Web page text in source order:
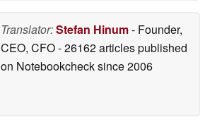
Translator:Stefan Hinum- Founder,
CEO, CFO- 26162 articles published
on Notebookchecksince 2006